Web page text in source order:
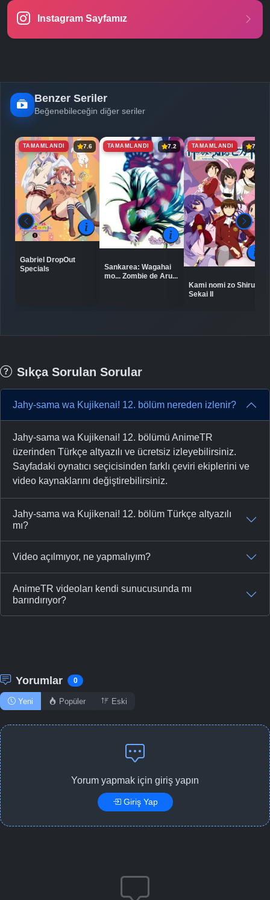
Instagram Sayfamız
Benzer Seriler
Beğenebileceğin diğer seriler
TAMAMLANDI 7.6
Gabriel DropOut
Specials
TAMAMLANDI 7.2
Sankarea: Wagahai
mo... Zombie de Aru...
TAMAMLANDI 7.9
Kami nomi zo Shiru
Sekai II
Sıkça Sorulan Sorular
Jahy-sama wa Kujikenai! 12. bölüm nereden izlenir?
Jahy-sama wa Kujikenai! 12. bölümü AnimeTR
üzerinden Türkçe altyazılı ve ücretsiz izleyebilirsiniz.
Sayfadaki oynatıcı seçicisinden farklı çeviri ekiplerini ve
video kaynaklarını değiştirebilirsiniz.
Jahy-sama wa Kujikenai! 12. bölüm Türkçe altyazılı
mı?
Video açılmıyor, ne yapmalıyım?
AnimeTR videoları kendi sunucusunda mı
barındırıyor?
Yorumlar 0
Yeni Popüler Eski
Yorum yapmak için giriş yapın
Giriş Yap